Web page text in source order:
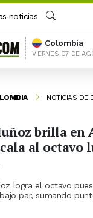
noticias
Buscar
Colombia
VIERNES 07 DE
NOTICIAS DE
brilla en
al octavo
logra el octavo
par, sumando